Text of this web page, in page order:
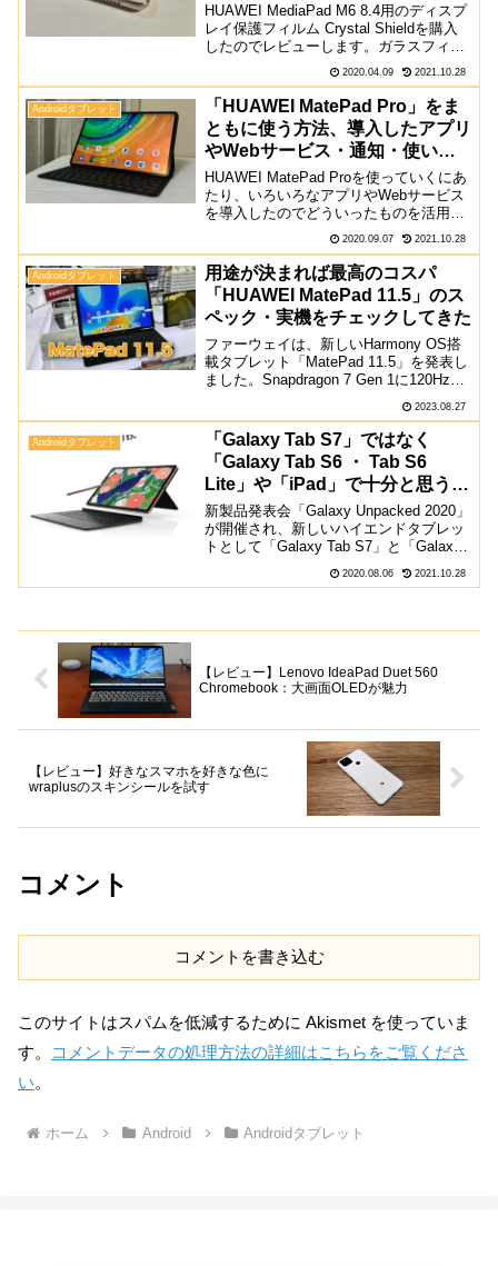
HUAWEI MediaPad M6 8.4用のディスプ
レイ保護フィルム Crystal Shieldを購入
したのでレビューします。ガラスフィル
ムではなく保護フィルムな理由 ガラスフ
ィルムは結局割れる 安物はコーティング
が悪いことも筆者は最...
2020.04.09 2021.10.28
Androidタブレット
「HUAWEI MatePad Pro」をま
ともに使う方法、導入したアプリ
やWebサービス・通知・使い勝
手
HUAWEI MatePad Proを使っていくにあ
たり、いろいろなアプリやWebサービス
を導入したのでどういったものを活用し
ているか紹介していきます。アプリに関
しては、Google Playストアを導入にせず
にAppGallery・Ama...
2020.09.07 2021.10.28
Androidタブレット
用途が決まれば最高のコスパ
「HUAWEI MatePad 11.5」のス
ペック・実機をチェックしてきた
ファーウェイは、新しいHarmony OS搭
載タブレット「MatePad 11.5」を発表し
ました。Snapdragon 7 Gen 1に120Hzの
載し、さらにはデフォルトでノートアプ
リも用意されていま...
2023.08.27
Androidタブレット
「Galaxy Tab S7」ではなく
「Galaxy Tab S6 ・ Tab S6
Lite」や「iPad」で十分と思う理
由
新製品発表会「Galaxy Unpacked 2020」
が開催され、新しいハイエンドタブレッ
トとして「Galaxy Tab S7」と「Galaxy
Tab S7+」が登場しました。この記事で
は新しく登場したモデルが、旧モデル
2020.08.06 2021.10.28
【レビュー】Lenovo IdeaPad Duet 560
Chromebook：大画面OLEDが魅力
【レビュー】好きなスマホを好きな色に
wraplusのスキンシールを試す
コメント
コメントを書き込む
このサイトはスパムを低減するために Akismet を使っていま
す。
コメントデータの処理方法の詳細はこちらをご覧くださ
い。
ホーム Android Androidタブレット